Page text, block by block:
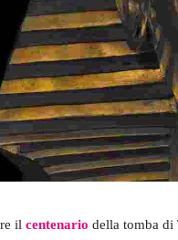
il centenario della tomba di